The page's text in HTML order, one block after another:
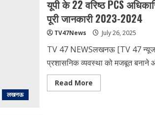
वायरल,
जानें
–
मामला
लखनऊ
यूपी के 22 वरिष्ठ PCS
पूरी जानकारी 2023-2024
TV47News July 26, 2025
TV 47 NEWSलखनऊ [TV 47 न्‍यूज
प्रशासनिक व्यवस्था को मजबूत बनाने
Read MoreRead
more